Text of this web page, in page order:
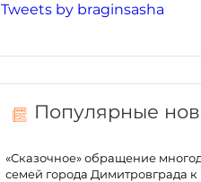
Tweets by braginsasha
Популярные
«Сказочное» обращение
семей города Димитровграда к